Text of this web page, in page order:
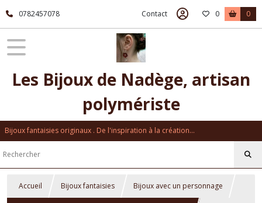
0782457078 Contact 0 0
Les Bijoux de Nadège, artisan
polymériste
Bijoux fantaisies originaux . De l'inspiration à la création...
Accueil Bijoux fantaisies Bijoux avec un personnage